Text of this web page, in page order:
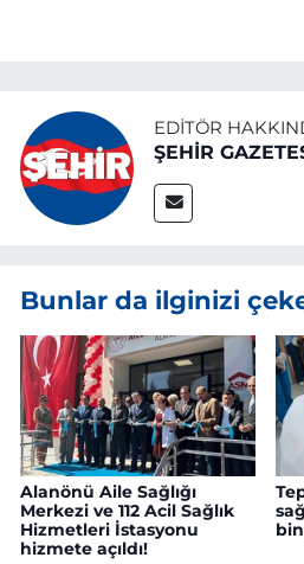
EDITÖR
ŞEHİR
Bunlar da ilginizi
Alanönü Aile Sağlığı
Merkezi ve 112 Acil Sağlık
Hizmetleri İstasyonu
hizmete açıldı!